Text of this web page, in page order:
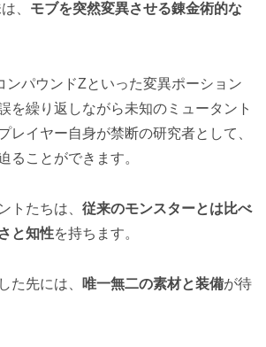
、 モブを突然変異させる錬金術的な
ンパウンドZといった変異ポーション
を繰り返しながら未知のミュータント
レイヤー自身が禁断の研究者として、
ることができます。
トたちは、 従来のモンスターとは比べ
と知性を持ちます。
た先には、 唯一無二の素材と装備が待